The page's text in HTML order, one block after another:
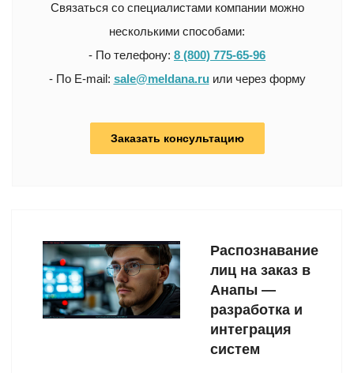
Связаться со специалистами компании можно
несколькими способами:
- По телефону: 8 (800) 775-65-96
- По E-mail: sale@meldana.ruили через форму
Заказать консультацию
Распознавание
лиц на заказ в
Анапы —
разработка и
интеграция
систем